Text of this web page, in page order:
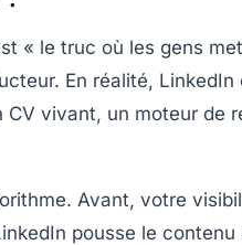
« le truc où les gens
En réalité, LinkedIn
CV vivant, un moteur de
Avant, votre
pousse le